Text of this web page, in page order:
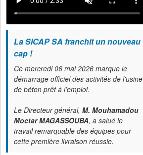
La SICAP SA franchit un nouveau
cap !
Ce mercredi 06 mai 2026 marque le
démarrage officiel des activités de l'usine
de béton prêt à l’emploi.
Le Directeur général, M. Mouhamadou
Moctar MAGASSOUBA, a salué le
travail remarquable des équipes pour
cette première livraison réussie.